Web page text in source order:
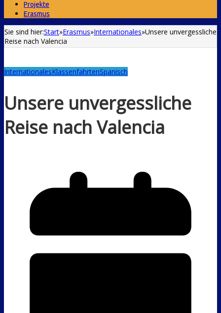
Projekte
Erasmus
Sie sind hier:Start»Erasmus»Internationales»Unsere unvergessliche
Reise nach Valencia
InternationalesKlassenfahrtenSpanisch
Unsere unvergessliche
Reise nach Valencia